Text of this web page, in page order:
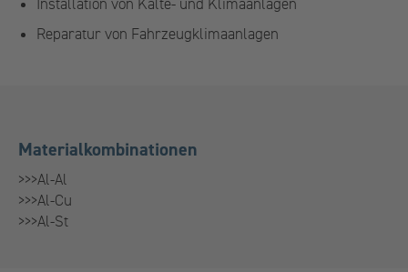
Installation von Kälte- und Klimaanlagen
Reparatur von Fahrzeugklimaanlagen
Materialkombinationen
>>>Al-Al
>>>Al-Cu
>>>Al-St